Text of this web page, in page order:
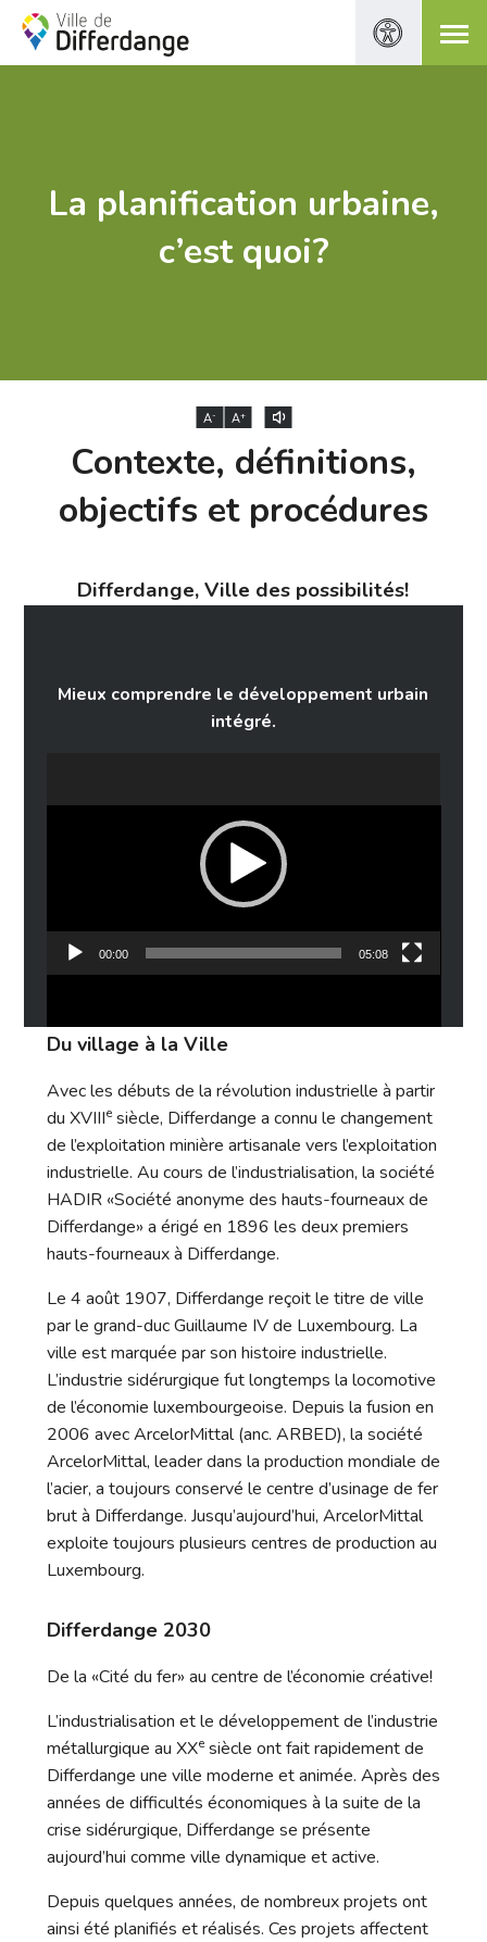
La planification urbaine,
c’est quoi?
A- A+
Contexte, définitions,
objectifs et procédures
Differdange, Ville des possibilités!
Mieux comprendre le développement urbain
intégré.
00:00 05:08
Du village à la Ville
Avec les débuts de la révolution industrielle à partir
du XVIIIesiècle, Differdange a connu le changement
de l’exploitation minière artisanale vers l’exploitation
industrielle. Au cours de l’industrialisation, la société
HADIR «Société anonyme des hauts-fourneaux de
Differdange» a érigé en 1896 les deux premiers
hauts-fourneaux à Differdange.
Le 4 août 1907, Differdange reçoit le titre de ville
par le grand-duc Guillaume IV de Luxembourg. La
ville est marquée par son histoire industrielle.
L’industrie sidérurgique fut longtemps la locomotive
de l’économie luxembourgeoise. Depuis la fusion en
2006 avec ArcelorMittal (anc. ARBED), la société
ArcelorMittal, leader dans la production mondiale de
l’acier, a toujours conservé le centre d’usinage de fer
brut à Differdange. Jusqu’aujourd’hui, ArcelorMittal
exploite toujours plusieurs centres de production au
Luxembourg.
Differdange 2030
De la «Cité du fer» au centre de l’économie créative!
L’industrialisation et le développement de l’industrie
métallurgique au XXesiècle ont fait rapidement de
Differdange une ville moderne et animée. Après des
années de difficultés économiques à la suite de la
crise sidérurgique, Differdange se présente
aujourd’hui comme ville dynamique et active.
Depuis quelques années, de nombreux projets ont
ainsi été planifiés et réalisés. Ces projets affectent